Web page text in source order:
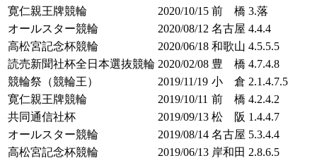
寛仁親王牌競輪
2020/10/15 前 橋 3.落
オールスター競輪
2020/08/12 名古屋 4.4.4
高松宮記念杯競輪
2020/06/18 和歌山 4.5.5.5
読売新聞社杯全日本選抜競輪 2020/02/08 豊 橋 4.7.4.8
競輪祭（競輪王）
2019/11/19 小 倉 2.1.4.7.5
寛仁親王牌競輪
2019/10/11 前 橋 4.2.4.2
共同通信社杯
2019/09/13 松 阪 1.4.4.7
オールスター競輪
2019/08/14 名古屋 5.3.4.4
高松宮記念杯競輪
2019/06/13 岸和田 2.8.6.5